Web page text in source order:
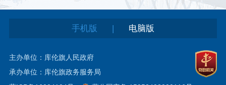
手机版 | 电脑版
主办单位：库伦旗人民政府
承办单位：库伦旗政务服务局